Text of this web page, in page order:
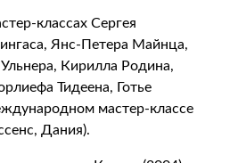
классах Сергея
Янс-Петера Майнца,
Кирилла Родина,
Тидеена, Готье
мастер-классе
Дания).